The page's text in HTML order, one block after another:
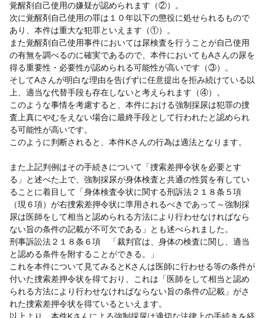
覚醒剤自己使用の嫌疑が認められます（②）。
次に覚醒剤自己使用の罪は１０年以下の懲役に処せられるもので
あり、本件は重大な犯罪といえます（①）。
また覚醒剤自己使用事件においては尿検査を行うことが自己使用
の有無を調べるのに確実であるので、本件においてもAさんの尿を
得る重要性・必要性が認められる可能性が高いです（③）。
そしてAさんが明白な理由を告げずに任意提出を拒み続けている以
上、適当な代替手段も存在しないと考えられます（④）。
このような事情を考慮すると、本件における強制採尿は犯罪の捜
査上真にやむをえない場合に最終手段として行われたと認められ
る可能性が高いです。
このように判断されると、本件Kさんの行為は適法となります。
また上記判例はその手続きについて「捜索差押令状を必要とす
る」と述べた上で、強制採尿が身体検査と共通の性質を有してい
ることに着目して「身体検査令状に関する刑訴法２１８条５項
（現６項）が右捜索差押令状に準用されるべきであって～強制採
尿は医師をして相当と認められる方法により行わせなければなら
ない旨の条件の記載が不可欠である」とも述べられました。
刑事訴訟法２１８条６項 「裁判官は、身体の検査に関し、適当
と認める条件を附することができる。」
これを本件について見てみるとKさんは医師に行わせる等の条件が
付いた捜索差押令状を得ており、これは「医師をして相当と認め
られる方法により行わせなければならない旨の条件の記載」がさ
れた捜索差押令状を得ているといえます。